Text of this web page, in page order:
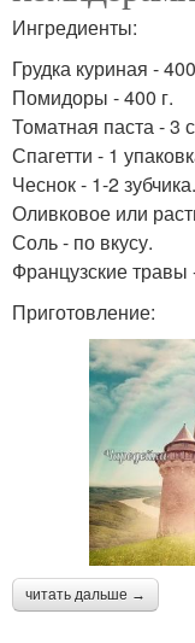
Ингредиенты:
Грудка куриная -
Помидоры - 400 г.
Томатная паста - 3
Спагетти - 1
Чеснок - 1-2 зубчика.
Оливковое или
Соль - по вкусу.
Французские травы
Приготовление:
читать дальше →